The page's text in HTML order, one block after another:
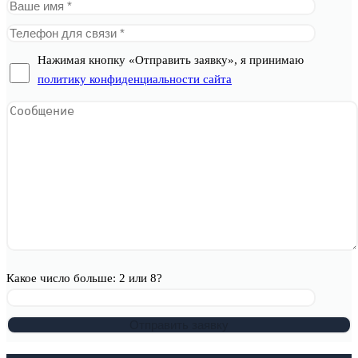
Нажимая кнопку «Отправить заявку», я принимаю
политику конфиденциальности сайта
Какое число больше: 2 или 8?